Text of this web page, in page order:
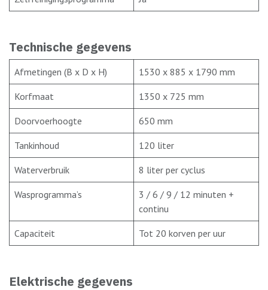
Technische gegevens
Afmetingen (B x D x H) 1530 x 885 x 1790 mm
Korfmaat 1350 x 725 mm
Doorvoerhoogte 650 mm
Tankinhoud 120 liter
Waterverbruik 8 liter per cyclus
Wasprogramma’s
3 / 6 / 9 / 12 minuten +
continu
Capaciteit Tot 20 korven per uur
Elektrische gegevens